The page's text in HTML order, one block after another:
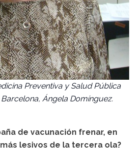
Preventiva y Salud Pública
Ángela Domínguez.
de vacunación frenar, en
lesivos de la tercera ola?